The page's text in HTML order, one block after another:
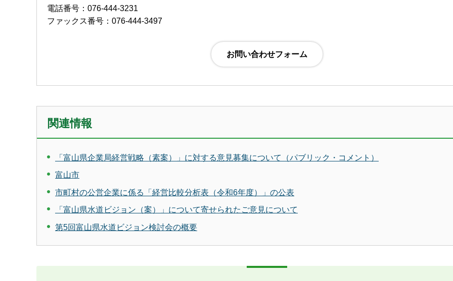
電話番号：076-444-3231
ファックス番号：076-444-3497
関連情報
「富山県企業局経営戦略（素案）」に対する意見募集について（パブリック・コメント）
富山市
市町村の公営企業に係る「経営比較分析表（令和6年度）」の公表
「富山県水道ビジョン（案）」について寄せられたご意見について
第5回富山県水道ビジョン検討会の概要